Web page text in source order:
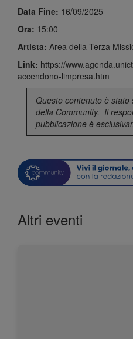
Data Fine: 16/09/2025
Ora: 15:00
Artista: Area della Terza
Link: https://
accendono-limpresa.htm
Questo contenuto è
della Community. Il
pubblicazione è
Altri eventi